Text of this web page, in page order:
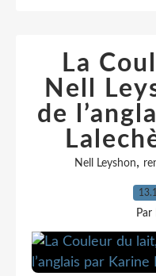
La
Nell
de
Nell Leyshon,